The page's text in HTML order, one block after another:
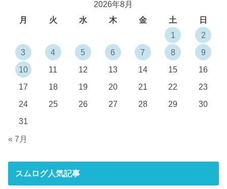
2026年8月
月
火 水 木 金 土
日
1
2
3
4 5 6 7 8
9
10
11 12 13 14 15
16
17
18 19 20 21 22
23
24
25 26 27 28 29
30
31
« 7月
スムログ人気記事